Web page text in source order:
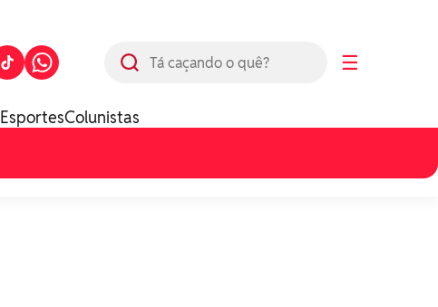
☰
EsportesColunistas